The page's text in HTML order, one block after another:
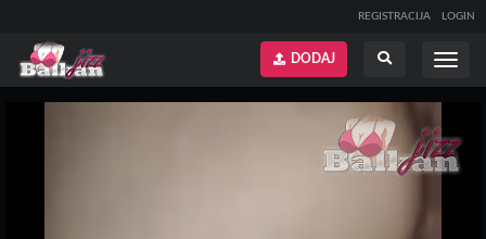
REGISTRACIJA LOGIN
Prikaži
pretragu
DODAJ